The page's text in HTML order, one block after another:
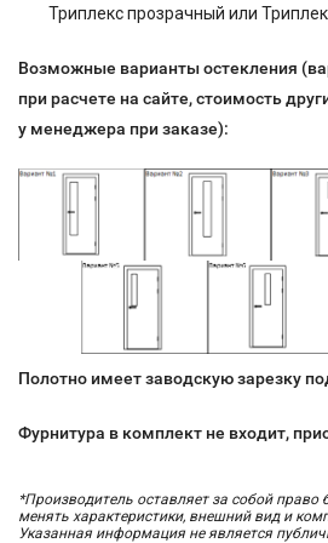
Триплекс прозрачный или
Возможные варианты остекления
при расчете на сайте, стоимость
у менеджера при заказе):
Полотно имеет заводскую зарезку
Фурнитура в комплект не входит,
*Производитель оставляет за собой право
менять характеристики, внешний вид и
Указанная информация не является